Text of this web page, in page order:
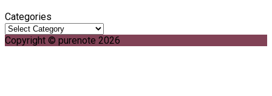
Categories
Copyright © purenote 2026